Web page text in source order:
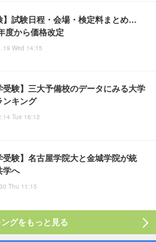
】試験日程・会場・検定料まとめ…
度から価格改定
Wed 14:15
受験】三大予備校のデータにみる大学
ンキング
Tue 16:12
受験】名古屋学院大と金城学院が統
学へ
Thu 11:15
グをもっと見る